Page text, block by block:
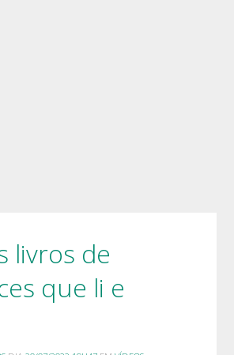
livros de
que li e